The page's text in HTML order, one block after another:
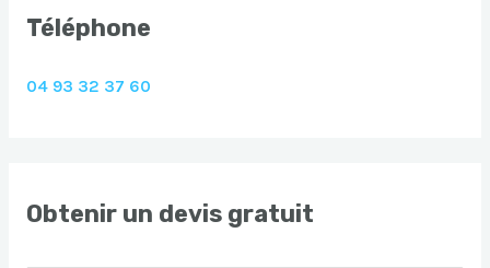
Téléphone
04 93 32 37 60
Obtenir un devis gratuit